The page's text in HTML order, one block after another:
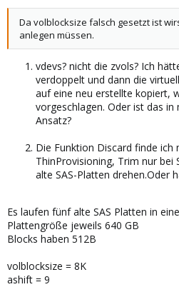
Da volblocksize falsch gesetzt ist
anlegen müssen.
vdevs? nicht die zvols? Ich
verdoppelt und dann die
auf eine neu erstellte kopiert,
vorgeschlagen. Oder ist das
Ansatz?
Die Funktion Discard finde
ThinProvisioning, Trim nur bei
alte SAS-Platten drehen.Oder
Es laufen fünf alte SAS Platten in
Plattengröße jeweils 640 GB
Blocks haben 512B
volblocksize = 8K
ashift = 9